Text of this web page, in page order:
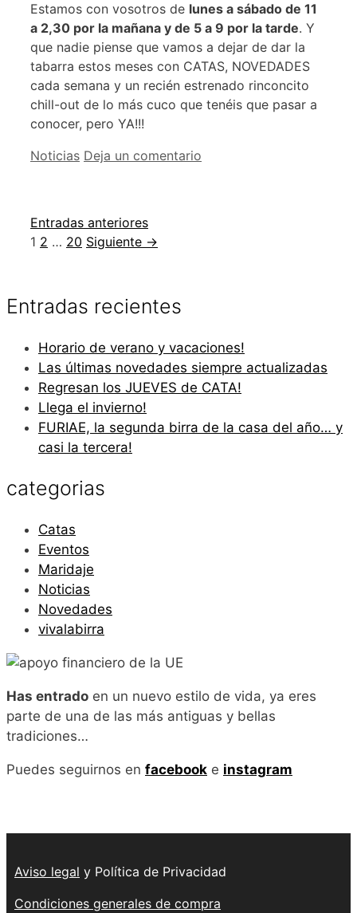
Estamos con vosotros de lunes a sábado de 11
a 2,30 por la mañana y de 5 a 9 por la tarde. Y
que nadie piense que vamos a dejar de dar la
tabarra estos meses con CATAS, NOVEDADES
cada semana y un recién estrenado rinconcito
chill-out de lo más cuco que tenéis que pasar a
conocer, pero YA!!!
Categorías
Noticias Deja un comentario
Entradas anteriores
Página
1 Página
2 … Página
20 Siguiente →
Entradas recientes
Horario de verano y vacaciones!
Las últimas novedades siempre actualizadas
Regresan los JUEVES de CATA!
Llega el invierno!
FURIAE, la segunda birra de la casa del año… y
casi la tercera!
categorias
Catas
Eventos
Maridaje
Noticias
Novedades
vivalabirra
Has entrado en un nuevo estilo de vida, ya eres
parte de una de las más antiguas y bellas
tradiciones…
Puedes seguirnos en facebook e instagram
Aviso legal y Política de Privacidad
Condiciones generales de compra